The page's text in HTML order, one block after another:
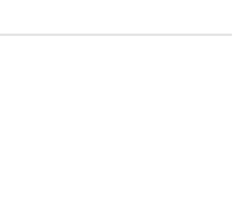
ظل عدم وجود هذا